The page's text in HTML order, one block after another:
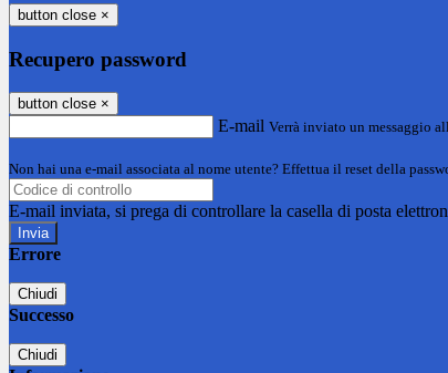
button close ×
Recupero password
button close ×
E-mail Verrà inviato un messaggio
Non hai una e-mail associata al nome utente? Effettua il reset della
E-mail inviata, si prega di controllare la casella di posta
Errore
Chiudi
Successo
Chiudi